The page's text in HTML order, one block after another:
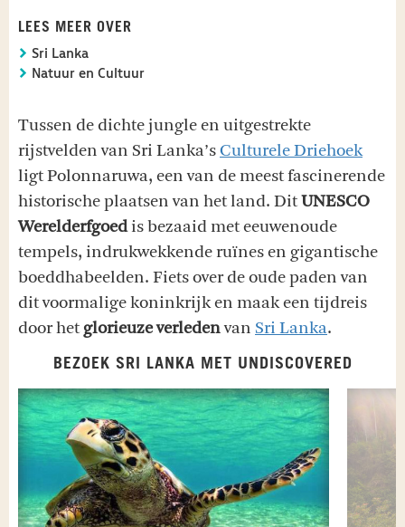
LEES MEER OVER
Sri Lanka
Natuur en Cultuur
Tussen de dichte jungle en uitgestrekte
rijstvelden van Sri Lanka’sCulturele Driehoek
ligt Polonnaruwa, een van de meest fascinerende
historische plaatsen van het land. DitUNESCO
Werelderfgoedis bezaaid met eeuwenoude
tempels, indrukwekkende ruïnes en gigantische
boeddhabeelden. Fiets over de oude paden van
dit voormalige koninkrijk en maak een tijdreis
door hetglorieuze verledenvan Sri Lanka.
BEZOEK SRI LANKA MET UNDISCOVERED